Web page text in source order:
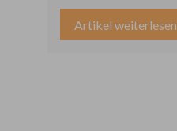
Artikel weiterlesen